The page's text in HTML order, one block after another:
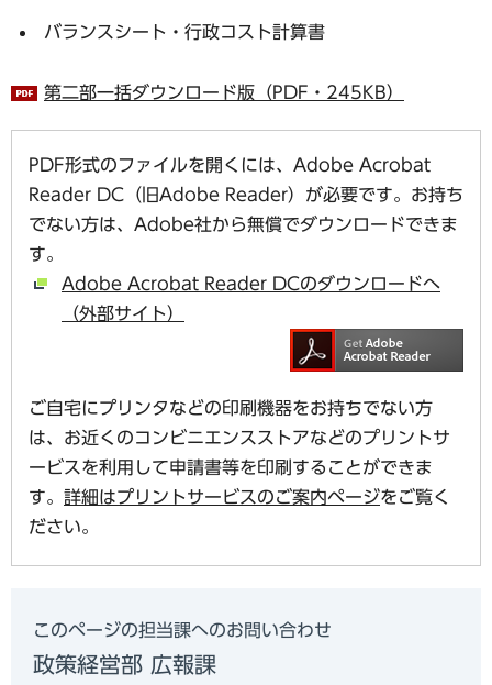
バランスシート・行政コスト計算書
第二部一括ダウンロード版（PDF・245KB）
PDF形式のファイルを開くには、Adobe Acrobat
Reader DC（旧Adobe Reader）が必要です。お持ち
でない方は、Adobe社から無償でダウンロードできま
す。
Adobe Acrobat Reader DCのダウンロードへ
（外部サイト）
ご自宅にプリンタなどの印刷機器をお持ちでない方
は、お近くのコンビニエンスストアなどのプリントサ
ービスを利用して申請書等を印刷することができま
す。 詳細はプリントサービスのご案内ページをご覧く
ださい。
このページの担当課へのお問い合わせ
政策経営部 広報課